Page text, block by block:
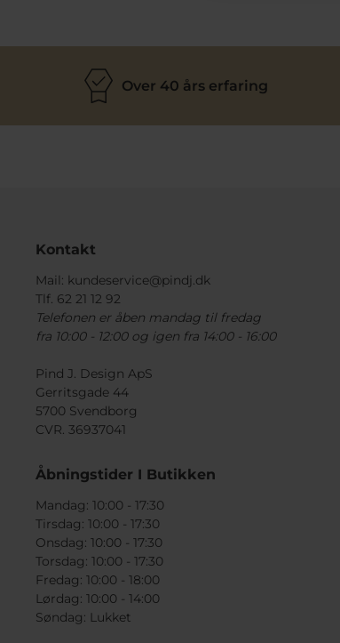
Over 40 års erfaring
Kontakt
Mail: kundeservice@pindj.dk
Tlf. 62 21 12 92
Telefonen er åben mandag til fredag
fra 10:00 - 12:00 og igen fra 14:00 - 16:00
Pind J. Design ApS
Gerritsgade 44
5700 Svendborg
CVR. 36937041
Åbningstider I Butikken
Mandag: 10:00 - 17:30
Tirsdag: 10:00 - 17:30
Onsdag: 10:00 - 17:30
Torsdag: 10:00 - 17:30
Fredag: 10:00 - 18:00
Lørdag: 10:00 - 14:00
Søndag: Lukket